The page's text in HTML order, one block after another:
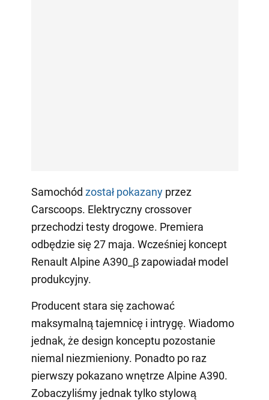
Samochód został pokazanyprzez
Carscoops. Elektryczny crossover
przechodzi testy drogowe. Premiera
odbędzie się 27 maja. Wcześniej koncept
Renault Alpine A390_β zapowiadał model
produkcyjny.
Producent stara się zachować
maksymalną tajemnicę i intrygę. Wiadomo
jednak, że design konceptu pozostanie
niemal niezmieniony. Ponadto po raz
pierwszy pokazano wnętrze Alpine A390.
Zobaczyliśmy jednak tylko stylową